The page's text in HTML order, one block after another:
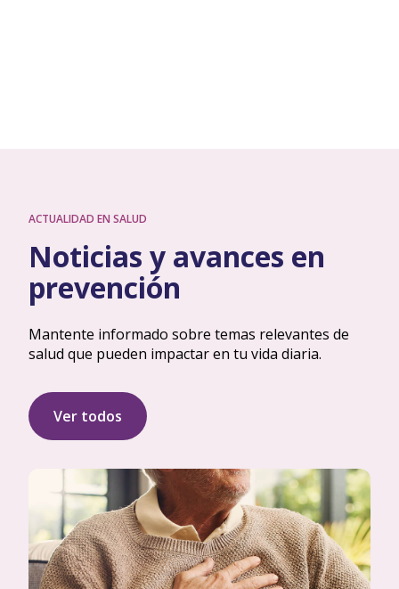
ACTUALIDAD EN SALUD
Noticias y avances en
prevención
Mantente informado sobre temas relevantes de
salud que pueden impactar en tu vida diaria.
Ver todos